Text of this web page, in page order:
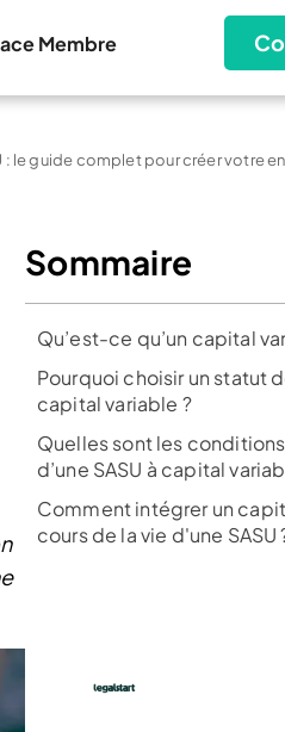
Membre
: le guide complet pour créer votre
Sommaire
Qu’est-ce qu’un capital
Pourquoi choisir un statut
capital variable ?
Quelles sont les
d’une SASU à capital
Comment intégrer un
cours de la vie d'une SASU